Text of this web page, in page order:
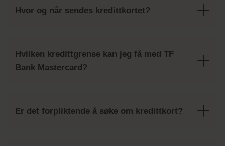
Hvor og når sendes kredittkortet?
Hvilken kredittgrense kan jeg få med TF
Bank Mastercard?
Er det forpliktende å søke om kredittkort?